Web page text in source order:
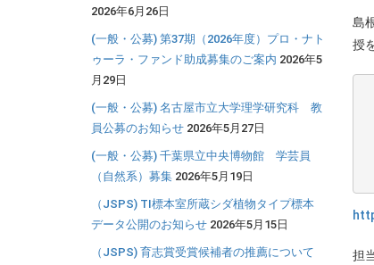
島
授
担
2026年6月26日
(一般・公募) 第37期（2026年度）プロ・ナト
ゥーラ・ファンド助成募集のご案内 2026年5
月29日
(一般・公募) 名古屋市立大学理学研究科 教
員公募のお知らせ 2026年5月27日
(一般・公募) 千葉県立中央博物館 学芸員
（自然系）募集 2026年5月19日
（JSPS) TI標本室所蔵シダ植物タイプ標本
データ公開のお知らせ 2026年5月15日
（JSPS) 育志賞受賞候補者の推薦について